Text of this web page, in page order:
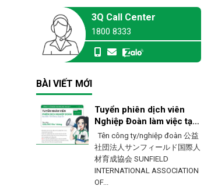
3Q Call Center
1800 8333
BÀI VIẾT MỚI
Tuyển phiên dịch viên
Nghiệp Đoàn làm việc tại
Ehime – Nhật Bản
Tên công ty/nghiệp đoàn 公益
社団法人サンフィールド国際人
材育成協会 SUNFIELD
INTERNATIONAL ASSOCIATION
OF...